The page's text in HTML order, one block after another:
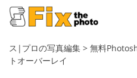
ス|プロの写真編集 > 無料
トオーバーレイ